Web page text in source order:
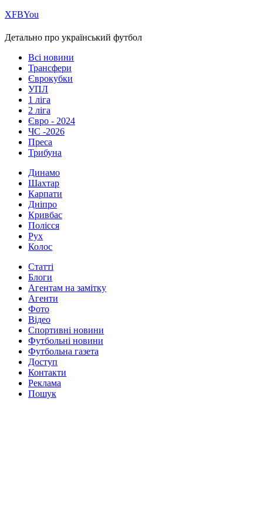
ХFBYou
Детально про український футбол
Всі новини
Трансфери
Єврокубки
УПЛ
1 ліга
2 ліга
Євро - 2024
ЧС -2026
Преса
Трибуна
Динамо
Шахтар
Карпати
Дніпро
Кривбас
Полісся
Рух
Колос
Статті
Блоги
Агентам на замітку
Агенти
Фото
Відео
Спортивні новини
Футбольні новини
Футбольна газета
Доступ
Контакти
Реклама
Пошук